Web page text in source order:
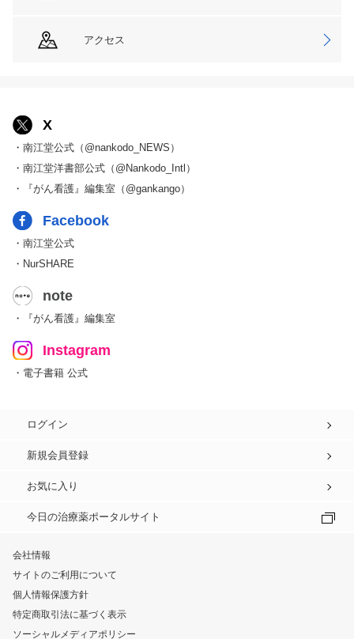
アクセス
X
・南江堂公式（@nankodo_NEWS）
・南江堂洋書部公式（@Nankodo_Intl）
・『がん看護』編集室（@gankango）
Facebook
・南江堂公式
・NurSHARE
note
・『がん看護』編集室
Instagram
・電子書籍 公式
ログイン
新規会員登録
お気に入り
今日の治療薬ポータルサイト
会社情報
サイトのご利用について
個人情報保護方針
特定商取引法に基づく表示
ソーシャルメディアポリシー